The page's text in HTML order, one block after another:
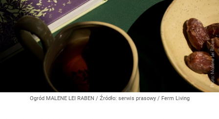
Ogród MALENE LEI RABEN / Źródło: serwis prasowy / Ferm Living